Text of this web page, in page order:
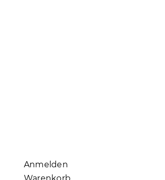
Anmelden